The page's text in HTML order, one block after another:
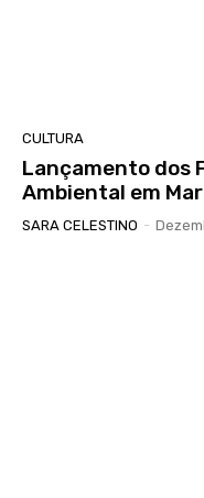
CULTURA
Lançamento dos
Ambiental em
SARA CELESTINO -